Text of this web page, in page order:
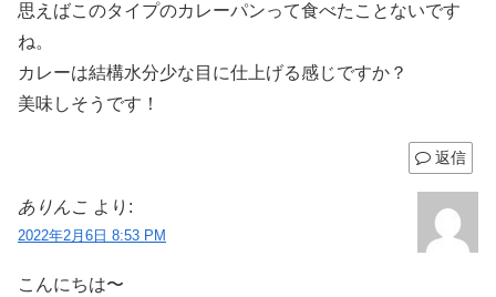
思えばこのタイプのカレーパンって食べたことないです
ね。
カレーは結構水分少な目に仕上げる感じですか？
美味しそうです！
返信
ありんこ より:
2022年2月6日 8:53 PM
こんにちは〜